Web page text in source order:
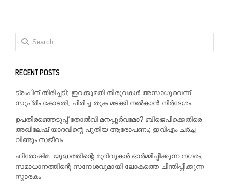
Search
for:
RECENT POSTS
ട്രംപിന് തിരിച്ചടി; ഇറക്കുമതി തീരുവകൾ അസാധുവെന്ന്
സുപ്രീം കോടതി, പിരിച്ച തുക മടക്കി നൽകാൻ നിർദേശം
ഉപതിരഞ്ഞെടുപ്പ് തോൽവി മനപ്പൂർവമോ? ബിജെപിക്കെതിരെ
അഖിലേഷ് യാദവിന്റെ പുതിയ ആരോപണം; ഇവിഎം ചർച്ച
വീണ്ടും സജീവം
ഹിരോഷിമ: യുദ്ധത്തിന്റെ മുറിവുകൾ ഓർമ്മിപ്പിക്കുന്ന നഗരം;
സമാധാനത്തിന്റെ സന്ദേശവുമായി ലോകത്തെ ചിന്തിപ്പിക്കുന്ന
സ്മാരകം